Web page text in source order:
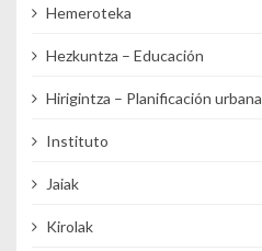
Hemeroteka
Hezkuntza – Educación
Hirigintza – Planificación urbana
Instituto
Jaiak
Kirolak